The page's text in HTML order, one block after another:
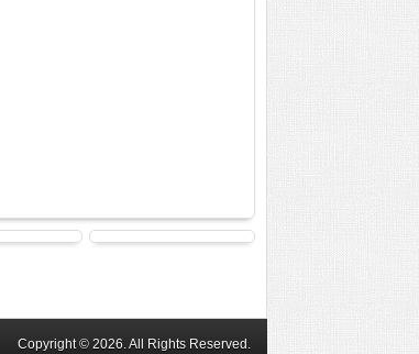
Copyright © 2026. All Rights Reserved.